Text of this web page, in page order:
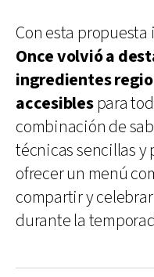
Con esta propuesta
Once volvió a
ingredientes
accesiblespara
combinación de
técnicas sencillas
ofrecer un menú
compartir y
durante la